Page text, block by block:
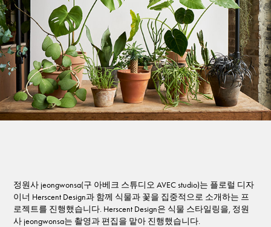
정원사 jeongwonsa(구 아베크 스튜디오 AVEC studio)는 플로럴 디자
이너 Herscent Design과 함께 식물과 꽃을 집중적으로 소개하는 프
로젝트를 진행했습니다. Herscent Design은 식물 스타일링을, 정원
사 jeongwonsa는 촬영과 편집을 맡아 진행했습니다.